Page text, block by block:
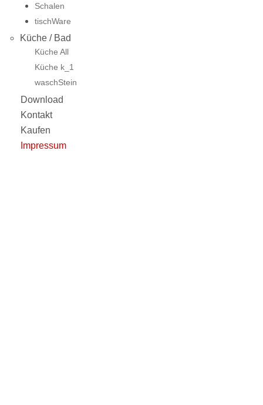
Schalen
tischWare
Küche / Bad
Küche All
Küche k_1
waschStein
Download
Kontakt
Kaufen
Impressum